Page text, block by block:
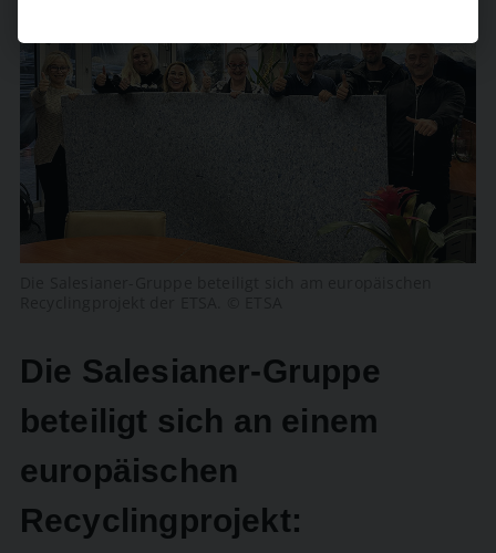
Die Salesianer-Gruppe
beteiligt sich an einem
europäischen
Recyclingprojekt: